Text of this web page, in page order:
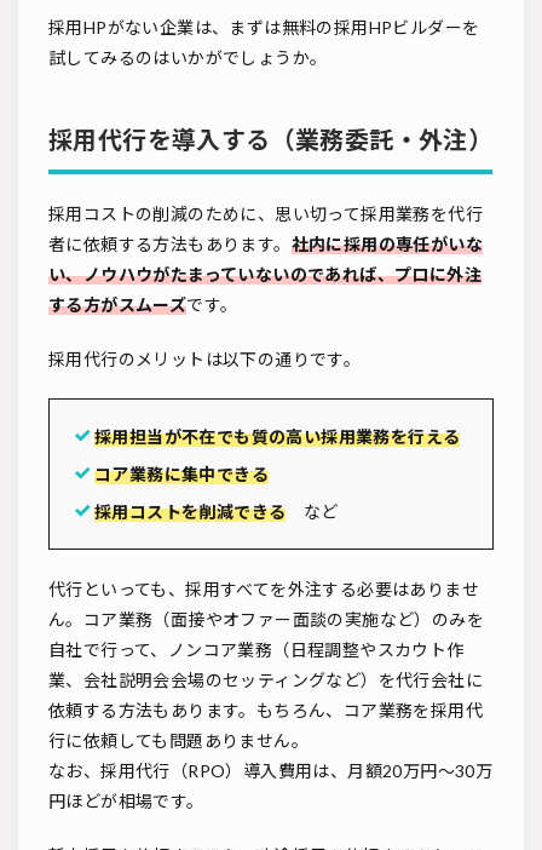
採用HPがない企業は、まずは無料の採用HPビルダーを
試してみるのはいかがでしょうか。
採用代行を導入する（業務委託・外注）
採用コストの削減のために、思い切って採用業務を代行
者に依頼する方法もあります。 社内に採用の専任がいな
い、ノウハウがたまっていないのであれば、プロに外注
する方がスムーズです。
採用代行のメリットは以下の通りです。
採用担当が不在でも質の高い採用業務を行える
コア業務に集中できる
採用コストを削減できる など
代行といっても、採用すべてを外注する必要はありませ
ん。コア業務（面接やオファー面談の実施など）のみを
自社で行って、ノンコア業務（日程調整やスカウト作
業、会社説明会会場のセッティングなど）を代行会社に
依頼する方法もあります。もちろん、コア業務を採用代
行に依頼しても問題ありません。
なお、採用代行（RPO）導入費用は、月額20万円～30万
円ほどが相場です。